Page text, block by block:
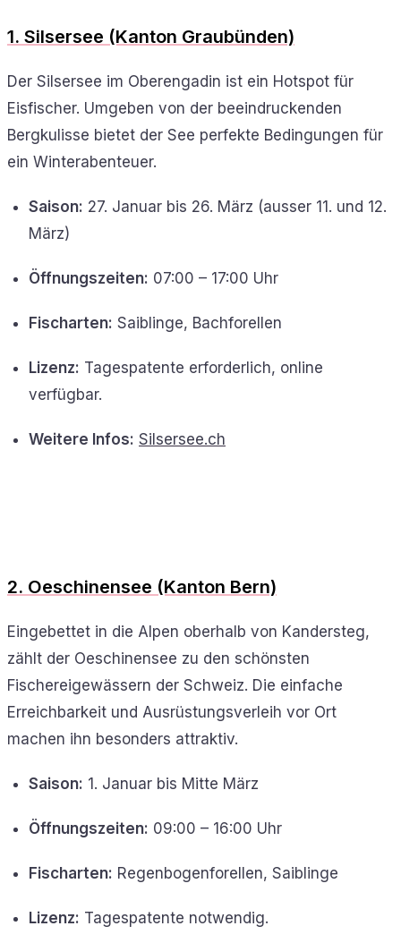
1. Silsersee (Kanton Graubünden)
Der Silsersee im Oberengadin ist ein Hotspot für
Eisfischer. Umgeben von der beeindruckenden
Bergkulisse bietet der See perfekte Bedingungen für
ein Winterabenteuer.
Saison: 27. Januar bis 26. März (ausser 11. und 12.
März)
Öffnungszeiten: 07:00 – 17:00 Uhr
Fischarten: Saiblinge, Bachforellen
Lizenz: Tagespatente erforderlich, online
verfügbar.
Weitere Infos: Silsersee.ch
2. Oeschinensee (Kanton Bern)
Eingebettet in die Alpen oberhalb von Kandersteg,
zählt der Oeschinensee zu den schönsten
Fischereigewässern der Schweiz. Die einfache
Erreichbarkeit und Ausrüstungsverleih vor Ort
machen ihn besonders attraktiv.
Saison: 1. Januar bis Mitte März
Öffnungszeiten: 09:00 – 16:00 Uhr
Fischarten: Regenbogenforellen, Saiblinge
Lizenz: Tagespatente notwendig.